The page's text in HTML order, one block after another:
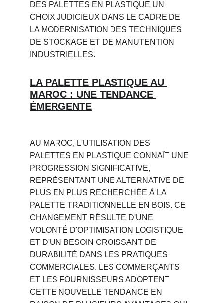
DES PALETTES EN PLASTIQUE UN
CHOIX JUDICIEUX DANS LE CADRE DE
LA MODERNISATION DES TECHNIQUES
DE STOCKAGE ET DE MANUTENTION
INDUSTRIELLES.
LA PALETTE PLASTIQUE AU
MAROC : UNE TENDANCE
ÉMERGENTE
AU MAROC, L'UTILISATION DES
PALETTES EN PLASTIQUE CONNAÎT UNE
PROGRESSION SIGNIFICATIVE,
REPRÉSENTANT UNE ALTERNATIVE DE
PLUS EN PLUS RECHERCHÉE À LA
PALETTE TRADITIONNELLE EN BOIS. CE
CHANGEMENT RÉSULTE D'UNE
VOLONTÉ D'OPTIMISATION LOGISTIQUE
ET D'UN BESOIN CROISSANT DE
DURABILITÉ DANS LES PRATIQUES
COMMERCIALES. LES COMMERÇANTS
ET LES FOURNISSEURS ADOPTENT
CETTE NOUVELLE TENDANCE EN